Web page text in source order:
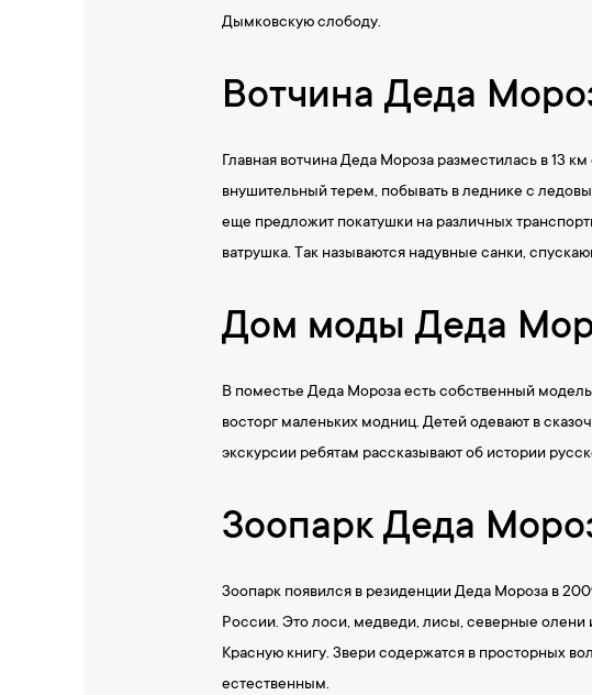
Дымковскую слободу.
Вотчина Деда
Главная вотчина Деда Мороза разместилась в 13
внушительный терем, побывать в леднике с
еще предложит покатушки на различных
ватрушка. Так называются надувные санки,
Дом моды Деда
В поместье Деда Мороза есть собственный
восторг маленьких модниц. Детей одевают в
экскурсии ребятам рассказывают об истории
Зоопарк Деда
Зоопарк появился в резиденции Деда Мороза в
России. Это лоси, медведи, лисы, северные
Красную книгу. Звери содержатся в просторных
естественным.